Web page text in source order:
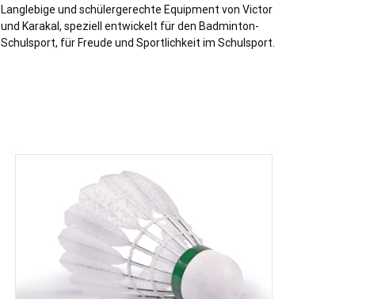
Langlebige und schülergerechte Equipment von Victor
und Karakal, speziell entwickelt für den Badminton-
Schulsport, für Freude und Sportlichkeit im Schulsport.